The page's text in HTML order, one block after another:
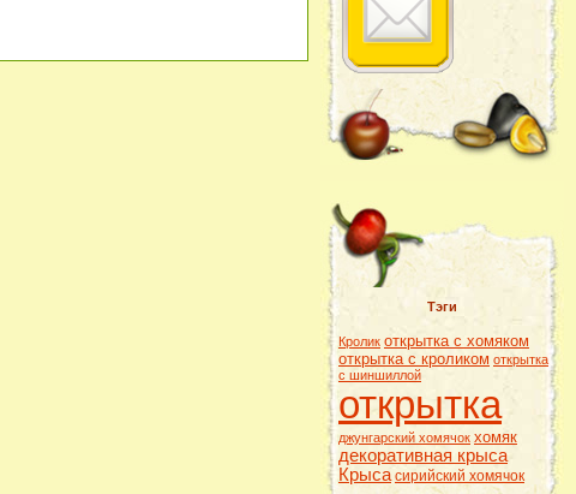
Тэги
Кролик открытка с хомяком
открытка с кроликом открытка
с шиншиллой
открытка
джунгарский хомячок хомяк
декоративная крыса
Крыса сирийский хомячок